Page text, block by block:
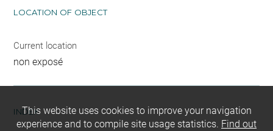
LOCATION OF OBJECT
Current location
non exposé
INDEX
This website uses cookies to improve your navigation
experience and to compile site usage statistics. Find out